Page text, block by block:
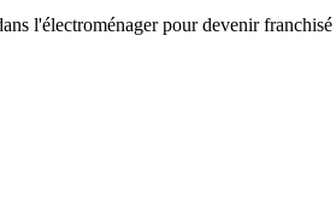
l'électroménager pour devenir franchisé